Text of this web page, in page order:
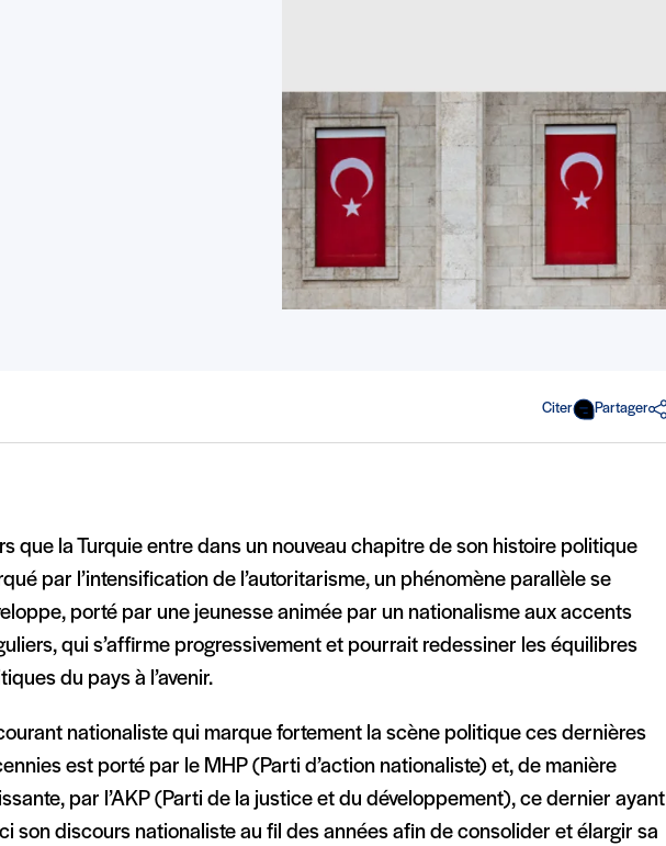
Citer Partager
que la Turquie entre dans un nouveau chapitre de son histoire politique
par l’intensification de l’autoritarisme, un phénomène parallèle se
porté par une jeunesse animée par un nationalisme aux accents
qui s’affirme progressivement et pourrait redessiner les équilibres
du pays à l’avenir.
nationaliste qui marque fortement la scène politique ces dernières
est porté par le MHP (Parti d’action nationaliste) et, de manière
par l’AKP (Parti de la justice et du développement), ce dernier ayant
son discours nationaliste au fil des années afin de consolider et élargir sa